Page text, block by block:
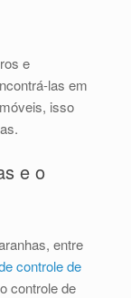
e
las em
isso
e o
entre
controle de
controle de